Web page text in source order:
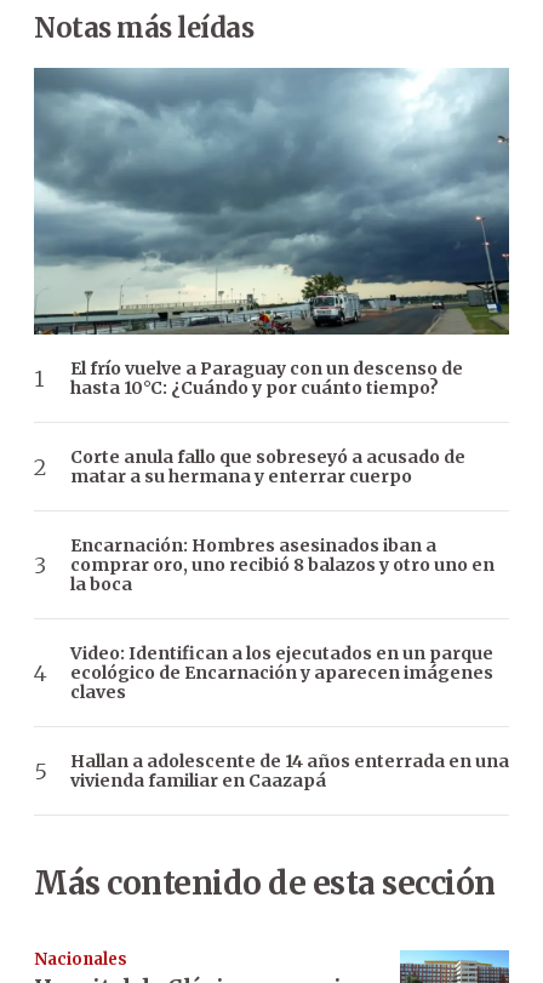
Notas más leídas
El frío vuelve a Paraguay con un descenso de
hasta 10°C: ¿Cuándo y por cuánto tiempo?
Corte anula fallo que sobreseyó a acusado de
matar a su hermana y enterrar cuerpo
Encarnación: Hombres asesinados iban a
comprar oro, uno recibió 8 balazos y otro uno en
la boca
Video: Identifican a los ejecutados en un parque
ecológico de Encarnación y aparecen imágenes
claves
Hallan a adolescente de 14 años enterrada en una
vivienda familiar en Caazapá
Más contenido de esta sección
Nacionales